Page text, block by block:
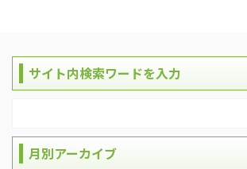
サイト内検索ワードを入力
月別アーカイブ